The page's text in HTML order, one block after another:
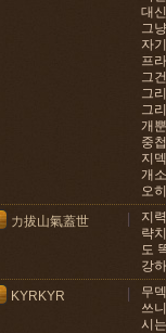
대
그
자
프
그
그
그
개
중
지
개
오
力拔山氣蓋世
지
략
도
강
KYRKYR
무
쓰
시